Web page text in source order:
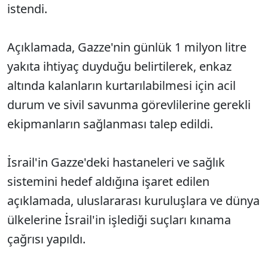
istendi.
Açıklamada, Gazze'nin günlük 1 milyon litre
yakıta ihtiyaç duyduğu belirtilerek, enkaz
altında kalanların kurtarılabilmesi için acil
durum ve sivil savunma görevlilerine gerekli
ekipmanların sağlanması talep edildi.
İsrail'in Gazze'deki hastaneleri ve sağlık
sistemini hedef aldığına işaret edilen
açıklamada, uluslararası kuruluşlara ve dünya
ülkelerine İsrail'in işlediği suçları kınama
çağrısı yapıldı.